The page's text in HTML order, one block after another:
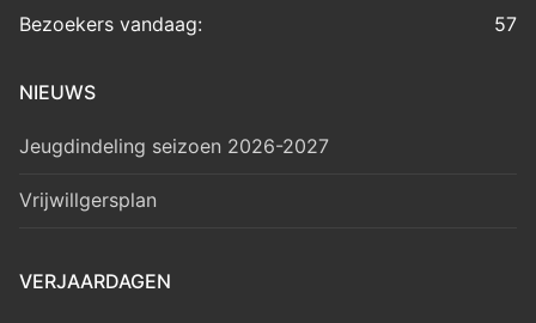
57
Bezoekers vandaag:
NIEUWS
Jeugdindeling seizoen 2026-2027
Vrijwillgersplan
VERJAARDAGEN